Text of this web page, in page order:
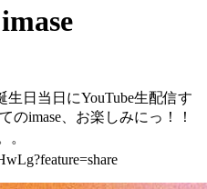
生日当日にYouTube生配信す
のimase、お楽しみにっ！！
。